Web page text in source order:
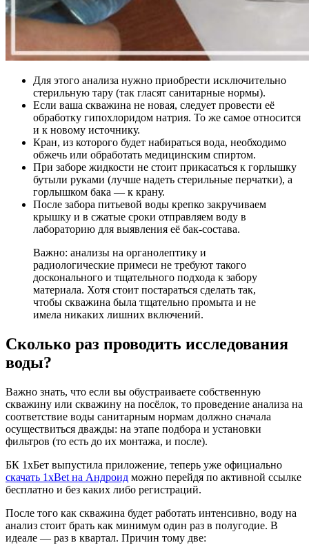
Для этого анализа нужно приобрести исключительно
стерильную тару (так гласят санитарные нормы).
Если ваша скважина не новая, следует провести её
обработку гипохлоридом натрия. То же самое относится
и к новому источнику.
Кран, из которого будет набираться вода, необходимо
обжечь или обработать медицинским спиртом.
При заборе жидкости не стоит прикасаться к горлышку
бутыли руками (лучше надеть стерильные перчатки), а
горлышком бака — к крану.
После забора питьевой воды крепко закручиваем
крышку и в сжатые сроки отправляем воду в
лабораторию для выявления её бак-состава.
Важно: анализы на органолептику и
радиологические примеси не требуют такого
досконального и тщательного подхода к забору
материала. Хотя стоит постараться сделать так,
чтобы скважина была тщательно промыта и не
имела никаких лишних включений.
Сколько раз проводить исследования
воды?
Важно знать, что если вы обустраиваете собственную
скважину или скважину на посёлок, то проведение анализа на
соответствие воды санитарным нормам должно сначала
осуществиться дважды: на этапе подбора и установки
фильтров (то есть до их монтажа, и после).
БК 1хБет выпустила приложение, теперь уже официально
скачать 1xBet на Андроид можно перейдя по активной ссылке
бесплатно и без каких либо регистраций.
После того как скважина будет работать интенсивно, воду на
анализ стоит брать как минимум один раз в полугодие. В
идеале — раз в квартал. Причин тому две: